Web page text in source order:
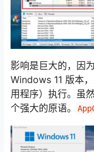
影响是巨大的，因
Windows 11 版本
用程序）执行。虽
个强大的原语。